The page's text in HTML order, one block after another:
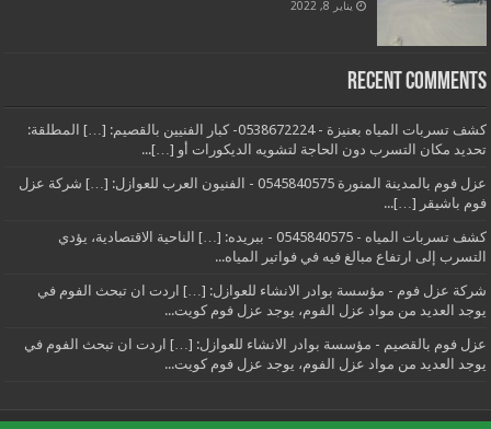
يناير 8, 2022
Recent Comments
كشف تسربات المياه بعنيزة - 0538672224- كبار الفنيين بالقصيم: […] المطلقة:
تحديد مكان التسرب دون الحاجة لتشويه الديكورات أو […]...
عزل فوم بالمدينة المنورة 0545840575 - الفنيون العرب للعوازل: […] شركة عزل
فوم باشيقر […]...
كشف تسربات المياه - 0545840575 - ببريده: […] الناحية الاقتصادية، يؤدي
التسرب إلى ارتفاع مبالغ فيه في فواتير المياه...
شركة عزل فوم - مؤسسة بوادر الانشاء للعوازل: […] اردت ان تبحث الفوم في
يوجد العديد من مواد عزل الفوم، يوجد عزل فوم كويت...
عزل فوم بالقصيم - مؤسسة بوادر الانشاء للعوازل: […] اردت ان تبحث الفوم في
يوجد العديد من مواد عزل الفوم، يوجد عزل فوم كويت...